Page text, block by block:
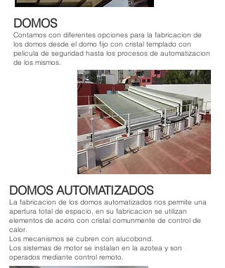
DOMOS
Contamos con diferentes opciones para la fabricacion de
los domos desde el domo fijo con cristal templado con
pelicula de seguridad hasta los procesos de automatizacion
de los mismos.
DOMOS AUTOMATIZADOS
La fabricacion de los domos automatizados nos permite una
apertura total de espacio, en su fabricacion se utilizan
elementos de acero con cristal comunmente de control de
calor.
Los mecanismos se cubren con alucobond.
Los sistemas de motor se instalan en la azotea y son
operados mediante control remoto.